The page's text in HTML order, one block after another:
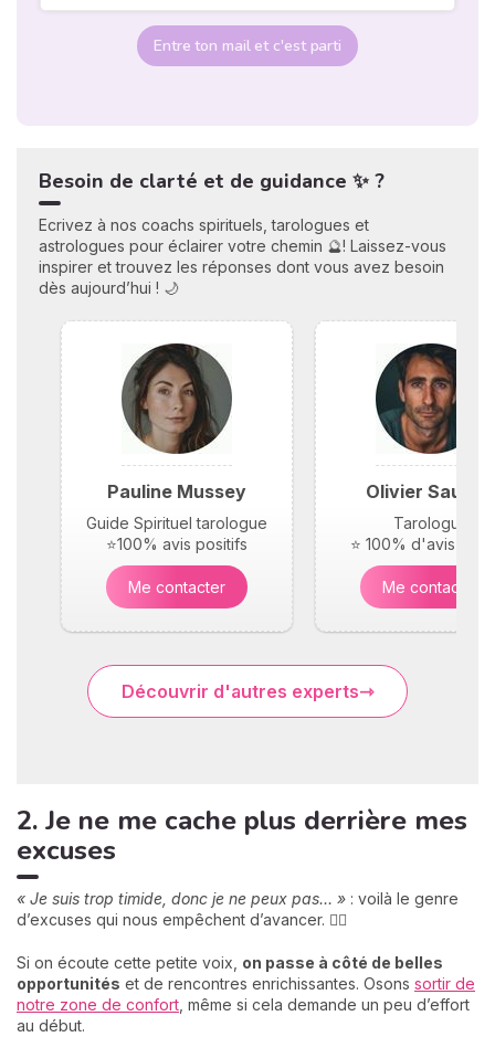
Entre ton mail et c'est parti
Besoin de clarté et de guidance ✨ ?
Ecrivez à nos coachs spirituels, tarologues et
astrologues pour éclairer votre chemin 🔮! Laissez-vous
inspirer et trouvez les réponses dont vous avez besoin
dès aujourd’hui ! 🌙
Pauline Mussey
Guide Spirituel tarologue
⭐100% avis positifs
Me contacter
Olivier Saunier
Tarologue
⭐ 100% d'avis
Me contacter
Découvrir d'autres experts
2. Je ne me cache plus derrière mes
excuses
« Je suis trop timide, donc je ne peux pas… » : voilà le genre
d’excuses qui nous empêchent d’avancer. 🙅‍♂️
Si on écoute cette petite voix, on passe à côté de belles
opportunités et de rencontres enrichissantes. Osons sortir de
notre zone de confort , même si cela demande un peu d’effort
au début.